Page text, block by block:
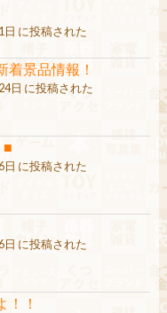
日 に投稿された
着景品情報！
日 に投稿された
■
日 に投稿された
日 に投稿された
！！